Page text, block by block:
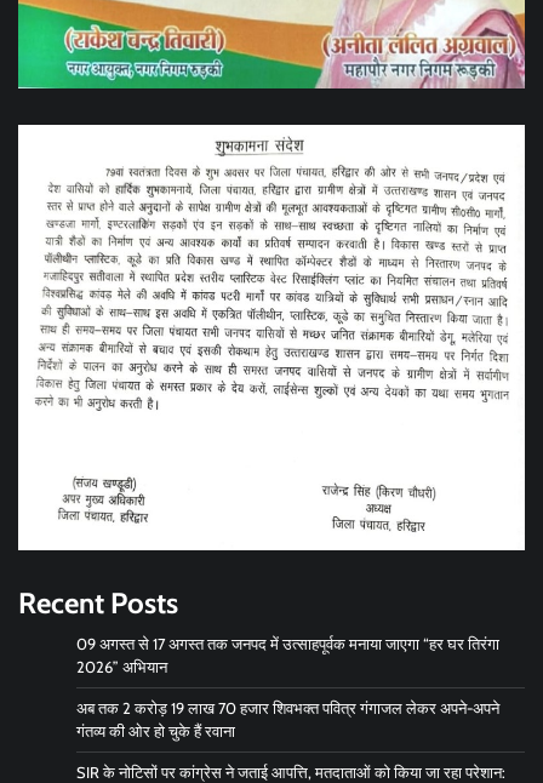
Recent Posts
09 अगस्त से 17 अगस्त तक जनपद में उत्साहपूर्वक मनाया जाएगा “हर घर तिरंगा
2026” अभियान
अब तक 2 करोड़ 19 लाख 70 हजार शिवभक्त पवित्र गंगाजल लेकर अपने-अपने
गंतव्य की ओर हो चुके हैं रवाना
SIR के नोटिसों पर कांग्रेस ने जताई आपत्ति, मतदाताओं को किया जा रहा परेशान: